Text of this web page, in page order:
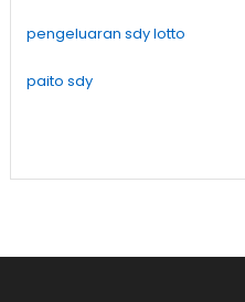
pengeluaran sdy lotto
paito sdy